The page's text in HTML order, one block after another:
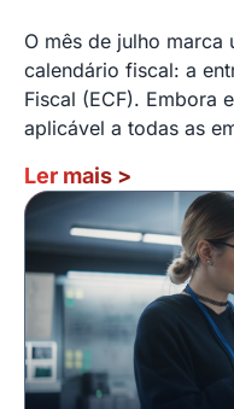
O mês de julho
calendário fiscal: a
Fiscal (ECF). Embora
aplicável a todas as
Ler mais >